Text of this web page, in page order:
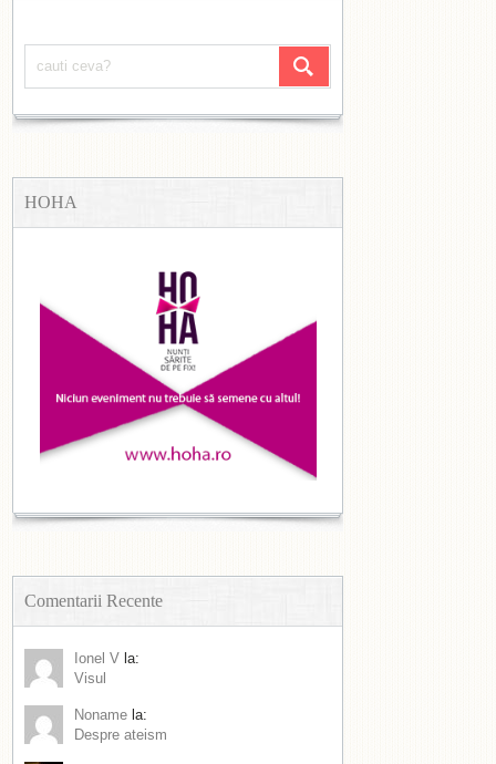
HOHA
Comentarii Recente
Ionel V la:
Visul
Noname la:
Despre ateism